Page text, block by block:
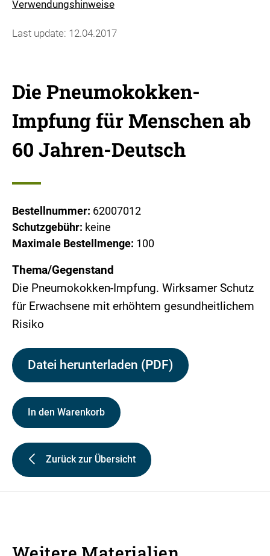
Verwendungshinweise
Last update: 12.04.2017
Die Pneumokokken-
Impfung für Menschen ab
60 Jahren-Deutsch
Bestellnummer: 62007012
Schutzgebühr: keine
Maximale Bestellmenge: 100
Thema/Gegenstand
Die Pneumokokken-Impfung. Wirksamer Schutz
für Erwachsene mit erhöhtem gesundheitlichem
Risiko
Datei herunterladen (PDF)
In den Warenkorb
Zurück zur Übersicht